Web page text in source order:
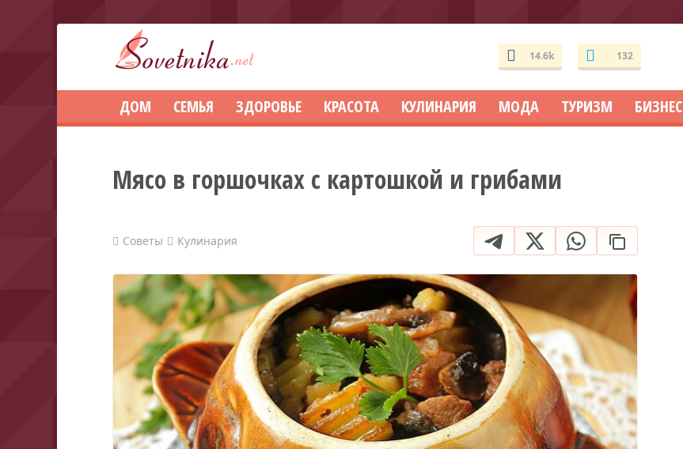
14.6k 132
ДОМ СЕМЬЯ ЗДОРОВЬЕ КРАСОТА КУЛИНАРИЯ МОДА ТУРИЗМ БИЗНЕС
Мясо в горшочках с картошкой и грибами
Советы Кулинария